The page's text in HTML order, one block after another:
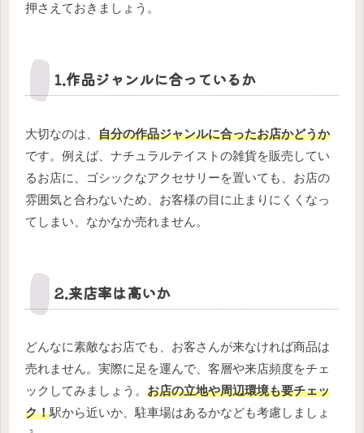
押さえておきましょう。
1.作品ジャンルに合っているか
大切なのは、 自分の作品ジャンルに合ったお店かどうか
です。例えば、ナチュラルテイストの雑貨を販売してい
るお店に、ゴシックなアクセサリーを置いても、お店の
雰囲気と合わないため、お客様の目に止まりにくくなっ
てしまい、なかなか売れません。
2.来店率は高いか
どんなに素敵なお店でも、お客さんが来なければ商品は
売れません。実際に足を運んで、客層や来店頻度をチェ
ックしてみましょう。 お店の立地や周辺環境も要チェッ
ク！駅から近いか、駐車場はあるかなども考慮しましょ